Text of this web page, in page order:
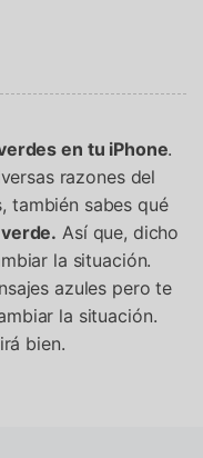
en tu iPhone.
razones del
también sabes qué
Así que, dicho
la situación.
azules pero te
la situación.
bien.